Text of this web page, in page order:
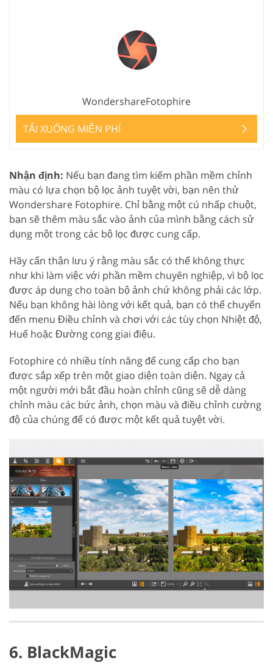
WondershareFotophire
TẢI XUỐNG MIỄN PHÍ
Nhận định: Nếu bạn đang tìm kiếm phần mềm chỉnh
màu có lựa chọn bộ lọc ảnh tuyệt vời, bạn nên thử
Wondershare Fotophire. Chỉ bằng một cú nhấp chuột,
bạn sẽ thêm màu sắc vào ảnh của mình bằng cách sử
dụng một trong các bộ lọc được cung cấp.
Hãy cẩn thận lưu ý rằng màu sắc có thể không thực
như khi làm việc với phần mềm chuyên nghiệp, vì bộ lọc
được áp dụng cho toàn bộ ảnh chứ không phải các lớp.
Nếu bạn không hài lòng với kết quả, bạn có thể chuyển
đến menu Điều chỉnh và chơi với các tùy chọn Nhiệt độ,
Huế hoặc Đường cong giai điệu.
Fotophire có nhiều tính năng để cung cấp cho bạn
được sắp xếp trên một giao diện toàn diện. Ngay cả
một người mới bắt đầu hoàn chỉnh cũng sẽ dễ dàng
chỉnh màu các bức ảnh, chọn màu và điều chỉnh cường
độ của chúng để có được một kết quả tuyệt vời.
6. BlackMagic